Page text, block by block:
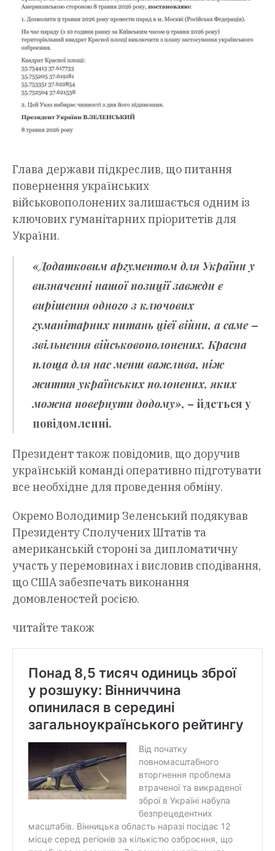
Глава держави підкреслив, що питання
повернення українських
військовополонених залишається одним із
ключових гуманітарних пріоритетів для
України.
«Додатковим аргументом для України у
визначенні нашої позиції завжди є
вирішення одного з ключових
гуманітарних питань цієї війни, а саме –
звільнення військовополонених. Красна
площа для нас менш важлива, ніж
життя українських полонених, яких
можна повернути додому», – йдеться у
повідомленні.
Президент також повідомив, що доручив
українській команді оперативно підготувати
все необхідне для проведення обміну.
Окремо Володимир Зеленський подякував
Президенту Сполучених Штатів та
американській стороні за дипломатичну
участь у перемовинах і висловив сподівання,
що США забезпечать виконання
домовленостей росією.
читайте також